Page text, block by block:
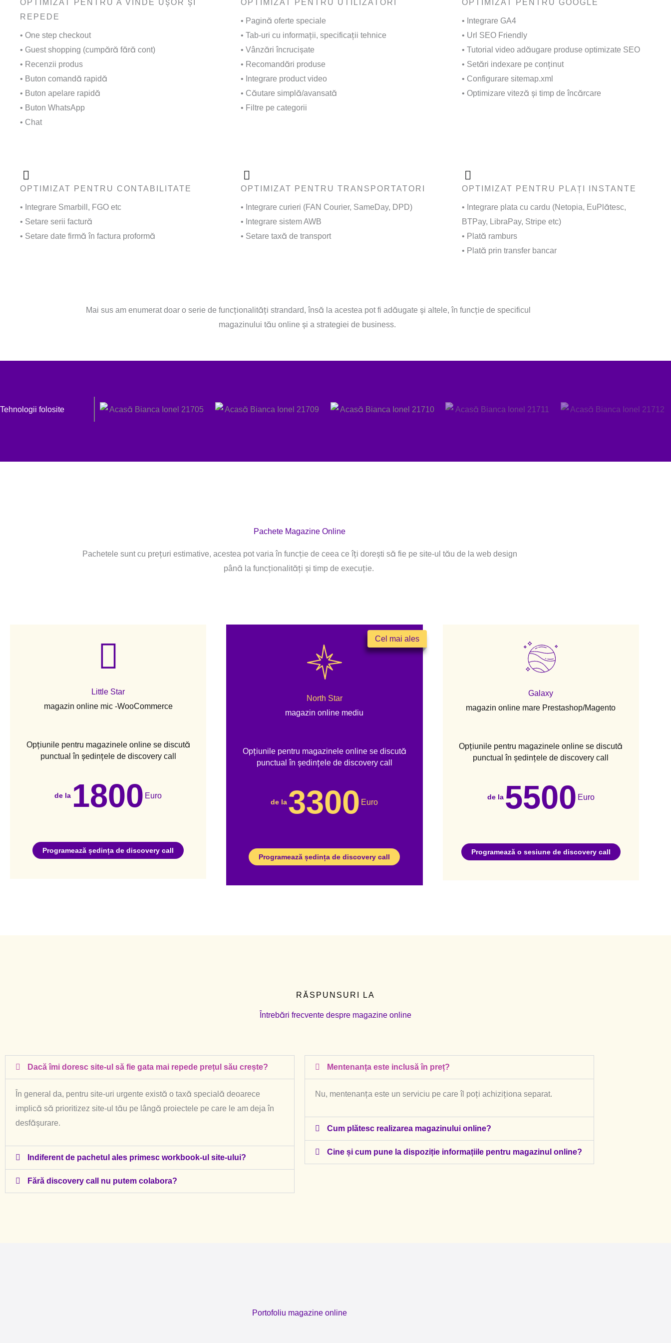
OPTIMIZAT PENTRU A VINDE UȘOR ȘI
REPEDE
• One step checkout
• Guest shopping (cumpără fără cont)
• Recenzii produs
• Buton comandă rapidă
• Buton apelare rapidă
• Buton WhatsApp
• Chat
OPTIMIZAT PENTRU UTILIZATORI
• Pagină oferte speciale
• Tab-uri cu informații, specificații tehnice
• Vânzări încrucișate
• Recomandări produse
• Integrare product video
• Căutare simplă/avansată
• Filtre pe categorii
OPTIMIZAT PENTRU GOOGLE
• Integrare GA4
• Url SEO Friendly
• Tutorial video adăugare produse optimizate SEO
• Setări indexare pe conținut
• Configurare sitemap.xml
• Optimizare viteză și timp de încărcare
OPTIMIZAT PENTRU CONTABILITATE
• Integrare Smarbill, FGO etc
• Setare serii factură
• Setare date firmă în factura proformă
OPTIMIZAT PENTRU TRANSPORTATORI
• Integrare curieri (FAN Courier, SameDay, DPD)
• Integrare sistem AWB
• Setare taxă de transport
OPTIMIZAT PENTRU PLAȚI INSTANTE
• Integrare plata cu cardu (Netopia, EuPlătesc,
BTPay, LibraPay, Stripe etc)
• Plată ramburs
• Plată prin transfer bancar
Mai sus am enumerat doar o serie de funcționalități strandard, însă la acestea pot fi adăugate și altele, în funcție de specificul
magazinului tău online și a strategiei de business.
Tehnologii folosite
Pachete Magazine Online
Pachetele sunt cu prețuri estimative, acestea pot varia în funcție de ceea ce îți dorești să fie pe site-ul tău de la web design
până la funcționalități și timp de execuție.
Little Star
magazin online mic -WooCommerce
Opțiunile pentru magazinele online se discută
punctual în ședințele de discovery call
de la 1800 Euro
Programează ședința de discovery call
North Star
magazin online mediu
Opțiunile pentru magazinele online se discută
punctual în ședințele de discovery call
de la3300 Euro
Programează ședința de discovery call
Cel mai ales
Galaxy
magazin online mare Prestashop/Magento
Opțiunile pentru magazinele online se discută
punctual în ședințele de discovery call
de la 5500 Euro
Programează o sesiune de discovery call
RĂSPUNSURI LA
Întrebări frecvente despre magazine online
Dacă îmi doresc site-ul să fie gata mai repede prețul său crește?
În general da, pentru site-uri urgente există o taxă specială deoarece
implică să prioritizez site-ul tău pe lângă proiectele pe care le am deja în
desfășurare.
Indiferent de pachetul ales primesc workbook-ul site-ului?
Fără discovery call nu putem colabora?
Mentenanța este inclusă în preț?
Nu, mentenanța este un serviciu pe care îl poți achiziționa separat.
Cum plătesc realizarea magazinului online?
Cine și cum pune la dispoziție informațiile pentru magazinul online?
Portofoliu magazine online